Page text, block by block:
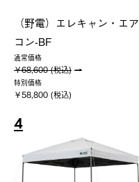
（野電）エレキャン・エア
コン-BF
通常価格
￥68,600 (税込)
特別価格
￥58,800 (税込)
4